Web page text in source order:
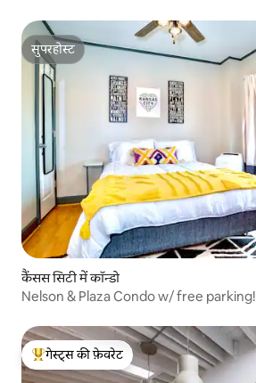
सुपरहोस्ट
सुपरहोस्ट
कैंसस सिटी में कॉन्डो
Nelson & Plaza Condo w/ free parking!
गेस्ट्स का टॉप फ़ेवरेट
गेस्ट्स की फ़ेवरेट